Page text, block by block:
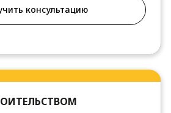
консультацию